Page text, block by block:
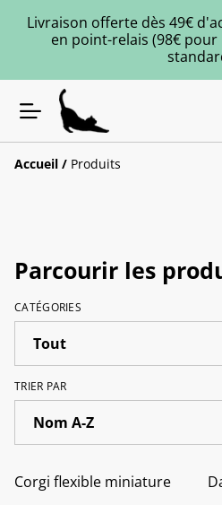
Livraison offerte dès 49€
en point-relais (98€
Accueil / Produits
Parcourir les
CATÉGORIES
TRIER PAR
Corgi flexible miniature